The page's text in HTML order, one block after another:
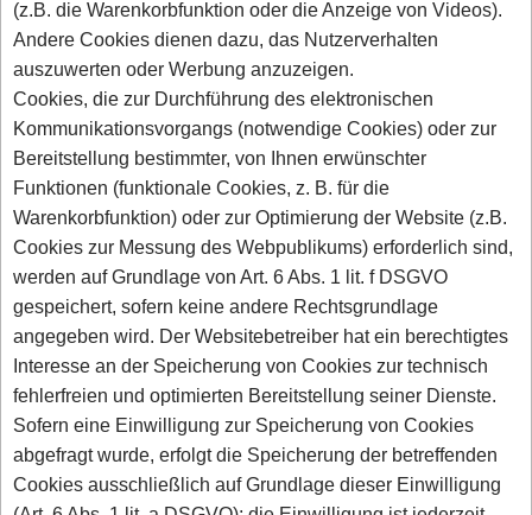
(z.B. die Warenkorbfunktion oder die Anzeige von Videos).
Andere Cookies dienen dazu, das Nutzerverhalten
auszuwerten oder Werbung anzuzeigen.
Cookies, die zur Durchführung des elektronischen
Kommunikationsvorgangs (notwendige Cookies) oder zur
Bereitstellung bestimmter, von Ihnen erwünschter
Funktionen (funktionale Cookies, z. B. für die
Warenkorbfunktion) oder zur Optimierung der Website (z.B.
Cookies zur Messung des Webpublikums) erforderlich sind,
werden auf Grundlage von Art. 6 Abs. 1 lit. f DSGVO
gespeichert, sofern keine andere Rechtsgrundlage
angegeben wird. Der Websitebetreiber hat ein berechtigtes
Interesse an der Speicherung von Cookies zur technisch
fehlerfreien und optimierten Bereitstellung seiner Dienste.
Sofern eine Einwilligung zur Speicherung von Cookies
abgefragt wurde, erfolgt die Speicherung der betreffenden
Cookies ausschließlich auf Grundlage dieser Einwilligung